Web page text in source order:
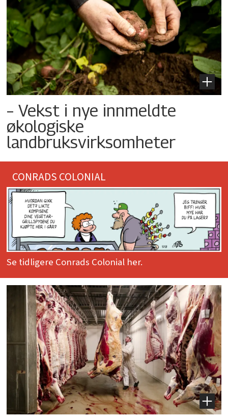
– Vekst i nye innmeldte
økologiske
landbruksvirksomheter
CONRADS COLONIAL
Se tidligere Conrads Colonial her.